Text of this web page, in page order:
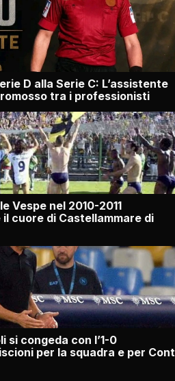
D alla Serie C: L’assistente
tra i professionisti
Vespe nel 2010-2011
cuore di Castellammare di
si congeda con l’1-0
per la squadra e per